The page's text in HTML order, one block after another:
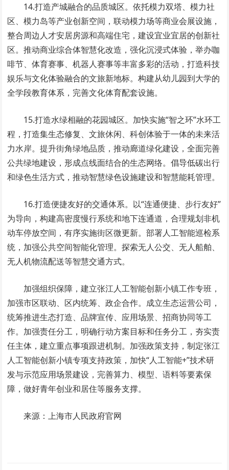
14.打造产城融合的品质城区。依托模力双塔、模力社
区、模力岛等产业创新空间，联动模力场等商业会展设施，
整合周边人才安居房源和高端住宅，建设宜业宜居的创新社
区。推动商业综合体智慧化改造，强化沉浸式体验，举办咖
啡节、体育赛事、机器人赛事等丰富多彩的活动，打造科技
娱乐与文化体验融合的文旅新地标。构建从幼儿园到大学的
全学段教育体系，完善文化体育配套设施。
15.打造水绿相融的花园城区。加快实施“智之环”水环工
程，打造集生态修复、文旅休闲、科创体验于一体的未来活
力水岸。提升街角绿地品质，推动廊道绿化建设，全面完善
公共绿地建设，形成点线面结合的生态网络。倡导低碳出行
和绿色生活方式，推动智慧绿色设施建设和智慧能耗管理。
16.打造便捷友好的交通体系。以“连通便捷、步行友好”
为导向，构建高密度慢行系统和地下连通道，合理规划非机
动车停放空间，有序实施街区微更新。部署人工智能巡检系
统，加强公共空间智能化管理。探索无人公交、无人船舶、
无人机物流配送等智慧交通方式。
加强组织保障，建立张江人工智能创新小镇工作专班，
加强市区联动、区内统筹、政企合作。成立生态运营公司，
统筹推进生态打造、品牌宣传、应用场景、招商协同等工
作。加强责任分工，明确行动方案目标和任务分工，夯实责
任主体，建立重点事项跟进机制。加强政策支持，制定张江
人工智能创新小镇专项支持政策，加快“人工智能+”技术研
发与示范应用场景建设，完善算力、模型、语料等要素保
障，做好青年创业和居住等服务支撑。
来源：上海市人民政府官网